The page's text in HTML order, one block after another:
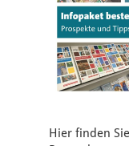
Hier finden